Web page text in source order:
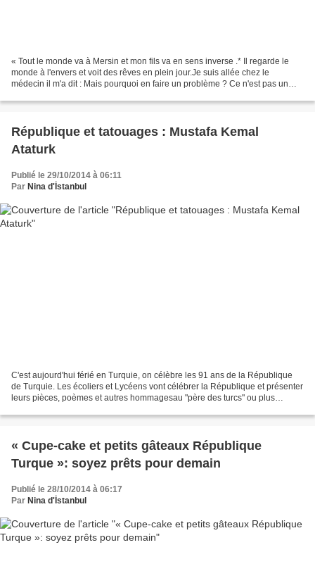
« Tout le monde va à Mersin et mon fils va en sens inverse .* Il regarde le
monde à l'envers et voit des rêves en plein jour.Je suis allée chez le
médecin il m'a dit : Mais pourquoi en faire un problème ? Ce n'est pas un
République et tatouages : Mustafa Kemal
Ataturk
Publié le 29/10/2014 à 06:11
Par Nina d'İstanbul
C'est aujourd'hui férié en Turquie, on célèbre les 91 ans de la République
de Turquie. Les écoliers et Lycéens vont célébrer la République et présenter
leurs pièces, poèmes et autres hommagesau "père des turcs" ou plus
« Cupe-cake et petits gâteaux République
Turque »: soyez prêts pour demain
Publié le 28/10/2014 à 06:17
Par Nina d'İstanbul